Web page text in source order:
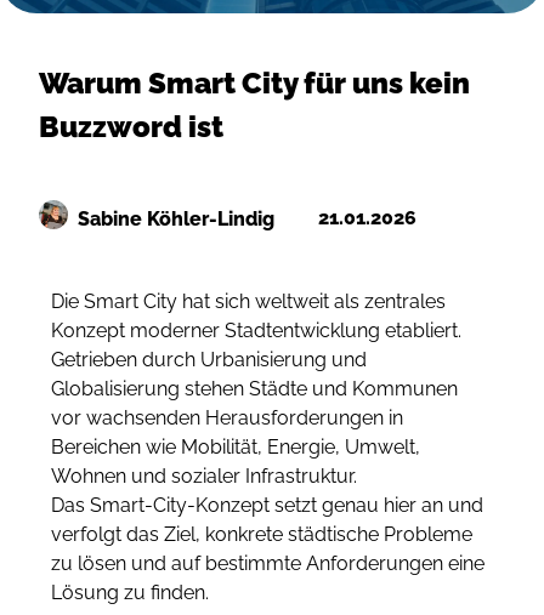
Warum Smart City für uns kein
Buzzword ist
Sabine Köhler-Lindig 21.01.2026
Die Smart City hat sich weltweit als zentrales
Konzept moderner Stadtentwicklung etabliert.
Getrieben durch Urbanisierung und
Globalisierung stehen Städte und Kommunen
vor wachsenden Herausforderungen in
Bereichen wie Mobilität, Energie, Umwelt,
Wohnen und sozialer Infrastruktur.
Das Smart-City-Konzept setzt genau hier an und
verfolgt das Ziel, konkrete städtische Probleme
zu lösen und auf bestimmte Anforderungen eine
Lösung zu finden.